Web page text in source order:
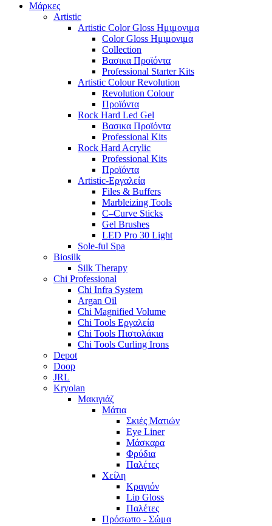
Μάρκες
Artistic
Artistic Color Gloss Ημιμονιμα
Color Gloss Ημιμονιμα
Collection
Βασικα Προϊόντα
Professional Starter Kits
Artistic Colour Revolution
Revolution Colour
Προϊόντα
Rock Hard Led Gel
Βασικα Προϊόντα
Professional Kits
Rock Hard Acrylic
Professional Kits
Προϊόντα
Artistic-Εργαλεία
Files & Buffers
Marbleizing Tools
C–Curve Sticks
Gel Brushes
LED Pro 30 Light
Sole-ful Spa
Biosilk
Silk Therapy
Chi Professional
Chi Infra System
Argan Oil
Chi Magnified Volume
Chi Tools Εργαλεία
Chi Tools Πιστολάκια
Chi Tools Curling Irons
Depot
Doop
JRL
Kryolan
Μακιγιάζ
Μάτια
Σκιές Ματιών
Eye Liner
Μάσκαρα
Φρύδια
Παλέτες
Χείλη
Κραγιόν
Lip Gloss
Παλέτες
Πρόσωπο - Σώμα